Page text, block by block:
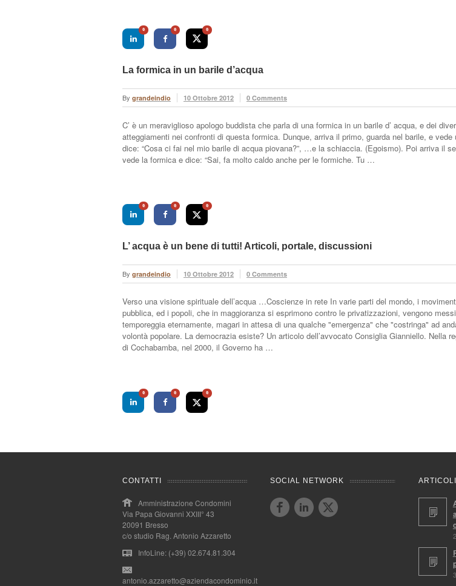
0 0 0
La formica in un barile d’acqua
By grandeindio 10 Ottobre 2012 0 Comments
C’ è un meraviglioso apologo buddista che parla di una formica in un barile d’ acqua, e dei
atteggiamenti nei confronti di questa formica. Dunque, arriva il primo, guarda nel barile, e vede
dice: “Cosa ci fai nel mio barile di acqua piovana?”, …e la schiaccia. (Egoismo). Poi arriva il
vede la formica e dice: “Sai, fa molto caldo anche per le formiche. Tu …
0 0 0
L’ acqua è un bene di tutti! Articoli, portale, discussioni
By grandeindio 10 Ottobre 2012 0 Comments
Verso una visione spirituale dell’acqua …Coscienze in rete In varie parti del mondo, i
pubblica, ed i popoli, che in maggioranza si esprimono contro le privatizzazioni, vengono
temporeggia eternamente, magari in attesa di una qualche "emergenza" che "costringa" ad
volontà popolare. La democrazia esiste? Un articolo dell’avvocato Consiglia Gianniello. Nella
di Cochabamba, nel 2000, il Governo ha …
0 0 0
CONTATTI
Amministrazione Condomini
Via Papa Giovanni XXIII° 43
20091 Bresso
c/o studio Rag. Antonio Azzaretto
InfoLine: (+39) 02.674.81.304
antonio.azzaretto@aziendacondominio.it
SOCIAL NETWORK